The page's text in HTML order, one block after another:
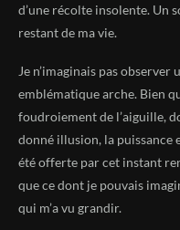
d’une récolte insolente. Un
restant de ma vie.
Je n’imaginais pas
emblématique arche. Bien
foudroiement de l’aiguille,
donné illusion, la puissance
été offerte par cet instant
que ce dont je pouvais
qui m’a vu grandir.